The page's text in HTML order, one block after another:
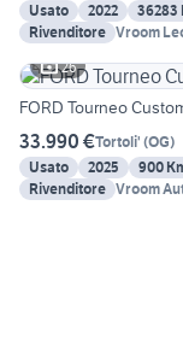
Usato
2022 36283
Rivenditore Vroom
26
FORD Tourneo
33.990 €Tortoli' (OG)
Usato
2025 900
Rivenditore Vroom